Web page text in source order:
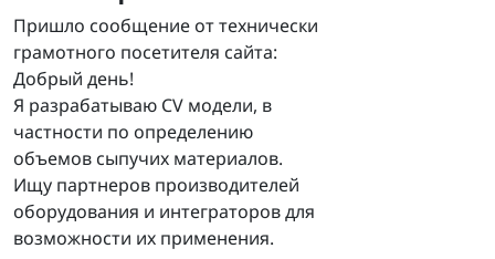
Пришло сообщение от технически
грамотного посетителя сайта:
Добрый день!
Я разрабатываю CV модели, в
частности по определению
объемов сыпучих материалов.
Ищу партнеров производителей
оборудования и интеграторов для
возможности их применения.